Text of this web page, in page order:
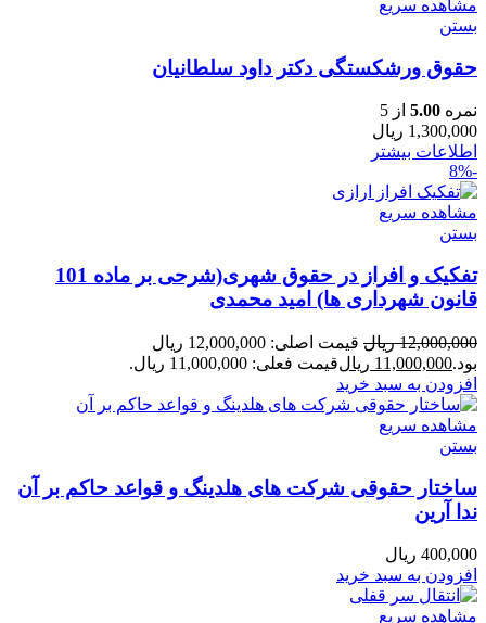
مشاهده سریع
بستن
حقوق ورشکستگی دکتر داود سلطانیان
نمره 5.00 از 5
1,300,000 ریال
اطلاعات بیشتر
-8%
مشاهده سریع
بستن
تفکیک و افراز در حقوق شهری(شرحی بر ماده 101
قانون شهرداری ها) امید محمدی
12,000,000 ریال
قیمت اصلی: 12,000,000 ریال
بود.11,000,000 ریالقیمت فعلی: 11,000,000 ریال.
افزودن به سبد خرید
مشاهده سریع
بستن
ساختار حقوقی شرکت های هلدینگ و قواعد حاکم بر آن
ندا آرین
400,000 ریال
افزودن به سبد خرید
مشاهده سریع